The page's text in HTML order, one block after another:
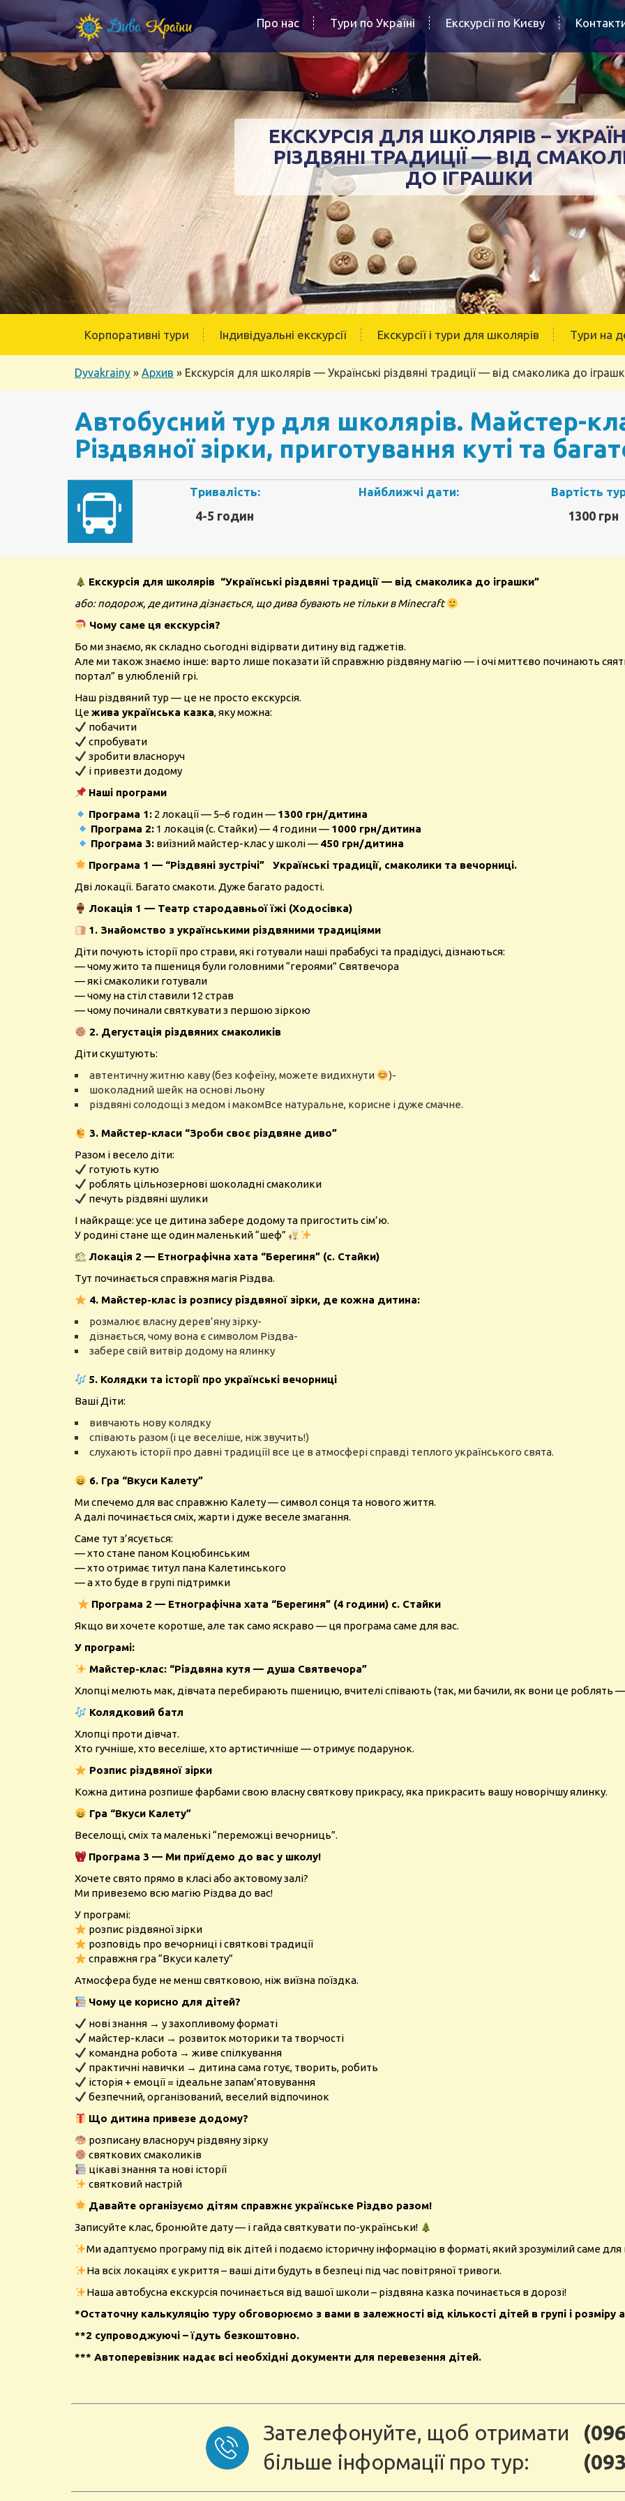
Про нас Тури по Україні Екскурсії по Києву
ЕКСКУРСІЯ ДЛЯ ШКОЛЯРІВ –
РІЗДВЯНІ ТРАДИЦІЇ — ВІД
ДО ІГРАШКИ
Корпоративні тури Індивідуальні екскурсії Екскурсії і тури для школярів Тури на
Dyvakrainy » Архив » Екскурсія для школярів — Українські різдвяні традиції — від смаколика до
Автобусний тур для школярів. Майстер-
Різдвяної зірки, приготування куті та
Тривалість:
4-5 годин
Найближчі дати: Вартість
1300 грн
Екскурсія для школярів “Українські різдвяні традиції — від смаколика до іграшки”
або: подорож, де дитина дізнається, що дива бувають не тільки в Minecraft
Чому саме ця екскурсія?
Бо ми знаємо, як складно сьогодні відірвати дитину від гаджетів.
Але ми також знаємо інше: варто лише показати їй справжню різдвяну магію — і очі миттєво починають
портал” в улюбленій грі.
Наш різдвяний тур — це не просто екскурсія.
Цежива українська казка, яку можна:
побачити
спробувати
зробити власноруч
і привезти додому
Наші програми
Програма 1: 2 локації — 5–6 годин — 1300 грн/дитина
Програма 2: 1 локація (с. Стайки) — 4 години — 1000 грн/дитина
Програма 3: виїзний майстер-клас у школі — 450 грн/дитина
Програма 1 — “Різдвяні зустрічі” Українські традиції, смаколики та вечорниці.
Дві локації. Багато смакоти. Дуже багато радості.
Локація 1 — Театр стародавньої їжі (Ходосівка)
1. Знайомство з українськими різдвяними традиціями
Діти почують історії про страви, які готували наші прабабусі та прадідусі, дізнаються:
— чому жито та пшениця були головними “героями” Святвечора
— які смаколики готували
— чому на стіл ставили 12 страв
— чому починали святкувати з першою зіркою
2. Дегустація різдвяних смаколиків
Діти скуштують:
автентичну житню каву (без кофеїну, можете видихнути
)-
шоколадний шейк на основі льону
різдвяні солодощі з медом і макомВсе натуральне, корисне і дуже смачне.
3. Майстер-класи “Зроби своє різдвяне диво”
Разом і весело діти:
готують кутю
роблять цільнозернові шоколадні смаколики
печуть різдвяні шулики
І найкраще: усе це дитина забере додому та пригостить сім’ю.
У родині стане ще один маленький “шеф”
Локація 2 — Етнографічна хата “Берегиня” (с. Стайки)
Тут починається справжня магія Різдва.
4. Майстер-клас із розпису різдвяної зірки, де кожна дитина:
розмалює власну дерев’яну зірку-
дізнається, чому вона є символом Різдва-
забере свій витвір додому на ялинку
5. Колядки та історії про українські вечорниці
Ваші Діти:
вивчають нову колядку
співають разом (і це веселіше, ніж звучить!)
слухають історії про давні традиціїІ все це в атмосфері справді теплого українського свята.
6. Гра “Вкуси Калету”
Ми спечемо для вас справжню Калету — символ сонця та нового життя.
А далі починається сміх, жарти і дуже веселе змагання.
Саме тут з’ясується:
— хто стане паном Коцюбинським
— хто отримає титул пана Калетинського
— а хто буде в групі підтримки
Програма 2 — Етнографічна хата “Берегиня” (4 години) с. Стайки
Якщо ви хочете коротше, але так само яскраво — ця програма саме для вас.
У програмі:
Майстер-клас: “Різдвяна кутя — душа Святвечора”
Хлопці мелють мак, дівчата перебирають пшеницю, вчителі співають (так, ми бачили, як вони це роблять
Колядковий батл
Хлопці проти дівчат.
Хто гучніше, хто веселіше, хто артистичніше — отримує подарунок.
Розпис різдвяної зірки
Кожна дитина розпише фарбами свою власну святкову прикрасу, яка прикрасить вашу новорічшу ялинку.
Гра “Вкуси Калету”
Веселощі, сміх та маленькі “переможці вечорниць”.
Програма 3 — Ми приїдемо до вас у школу!
Хочете свято прямо в класі або актовому залі?
Ми привеземо всю магію Різдва до вас!
У програмі:
розпис різдвяної зірки
розповідь про вечорниці і святкові традиції
справжня гра “Вкуси калету”
Атмосфера буде не менш святковою, ніж виїзна поїздка.
Чому це корисно для дітей?
нові знання → у захопливому форматі
майстер-класи → розвиток моторики та творчості
командна робота → живе спілкування
практичні навички → дитина сама готує, творить, робить
історія + емоції = ідеальне запам’ятовування
безпечний, організований, веселий відпочинок
Що дитина привезе додому?
розписану власноруч різдвяну зірку
святкових смаколиків
цікаві знання та нові історії
святковий настрій
Давайте організуємо дітям справжнє українське Різдво разом!
Записуйте клас, бронюйте дату — і гайда святкувати по-українськи!
Ми адаптуємо програму під вік дітей і подаємо історичну інформацію в форматі, який зрозумілий саме для
На всіх локаціях є укриття – ваші діти будуть в безпеці під час повітряної тривоги.
Наша автобусна екскурсія починається від вашої школи – різдвяна казка починається в дорозі!
*Остаточну калькуляцію туру обговорюємо з вами в залежності від кількості дітей в групі і розміру
**2 супроводжуючі – їдуть безкоштовно.
*** Автоперевізник надає всі необхідні документи для перевезення дітей.
Зателефонуйте, щоб отримати
більше інформації про тур: